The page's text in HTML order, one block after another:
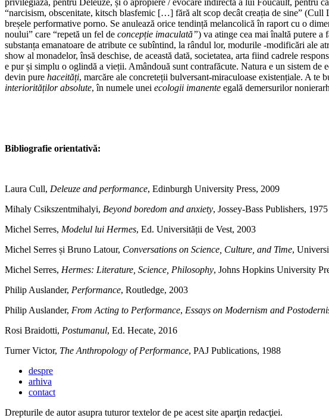
“narcisism, obscenitate, kitsch blasfemic […] fără alt scop decât creația de sine” (Cull
breșele performative porno. Se anulează orice tendință melancolică în raport cu o
noului” care “repetă un fel de concepție imaculată”) va atinge cea mai înaltă putere
substanța emanatoare de atribute ce subîntind, la rândul lor, modurile -modificări ale
show al monadelor, însă deschise, de această dată, societatea, arta fiind cadrele
e pur și simplu o oglindă a vieții. Amândouă sunt contrafăcute. Natura e un sistem
devin pure haceități, marcăre ale concreteții bulversant-miraculoase existențiale. A te
interiorităților absolute, în numele unei ecologii imanente egală demersurilor
Bibliografie orientativă:
Laura Cull, Deleuze and performance, Edinburgh University Press, 2009
Mihaly Csikszentmihalyi, Beyond boredom and anxiety, Jossey-Bass Publishers, 1975
Michel Serres, Modelul lui Hermes, Ed. Universității de Vest, 2003
Michel Serres și Bruno Latour, Conversations on Science, Culture, and Time,
Michel Serres, Hermes: Literature, Science, Philosophy, Johns Hopkins University
Philip Auslander, Performance, Routledge, 2003
Philip Auslander, From Acting to Performance, Essays on Modernism and
Rosi Braidotti, Postumanul, Ed. Hecate, 2016
Turner Victor, The Anthropology of Performance, PAJ Publications, 1988
despre
arhiva
contact
Drepturile de autor asupra tuturor textelor de pe acest site aparţin redacţiei.